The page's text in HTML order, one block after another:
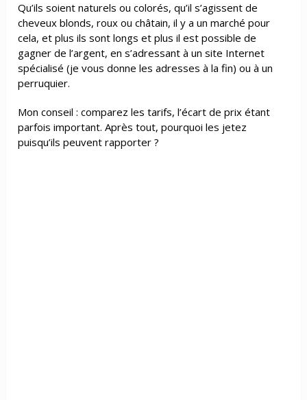
Qu’ils soient naturels ou colorés, qu’il s’agissent de
cheveux blonds, roux ou châtain, il y a un marché pour
cela, et plus ils sont longs et plus il est possible de
gagner de l’argent, en s’adressant à un site Internet
spécialisé (je vous donne les adresses à la fin) ou à un
perruquier.
Mon conseil : comparez les tarifs, l’écart de prix étant
parfois important. Après tout, pourquoi les jetez
puisqu’ils peuvent rapporter ?